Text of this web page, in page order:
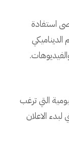
استفادة
الديناميكي
التي ترغب
الاعلان